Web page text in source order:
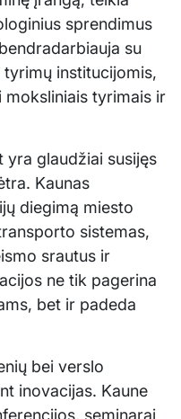
sprendimus
su
institucijomis,
moksliniais tyrimais ir
yra glaudžiai susijęs
Kaunas
diegimą miesto
sistemas,
srautus ir
ne tik pagerina
bet ir padeda
bei verslo
inovacijas. Kaune